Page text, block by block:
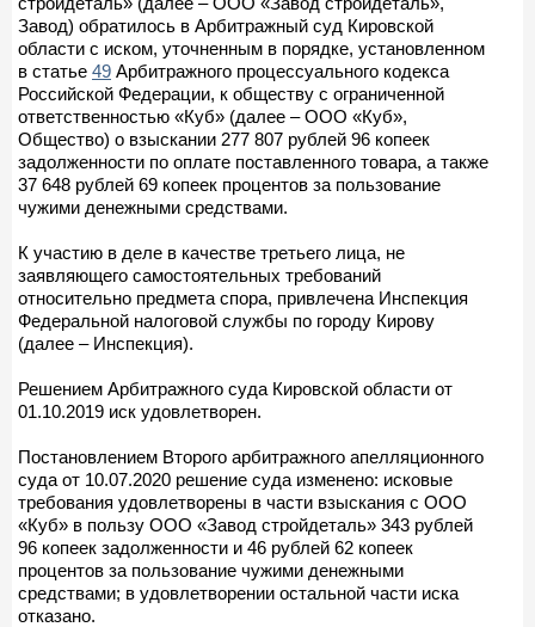
Завод) обратилось в Арбитражный суд Кировской
области с иском, уточненным в порядке, установленном
в статье 49 Арбитражного процессуального кодекса
Российской Федерации, к обществу с ограниченной
ответственностью «Куб» (далее – ООО «Куб»,
Общество) о взыскании 277 807 рублей 96 копеек
задолженности по оплате поставленного товара, а также
37 648 рублей 69 копеек процентов за пользование
чужими денежными средствами.
К участию в деле в качестве третьего лица, не
заявляющего самостоятельных требований
относительно предмета спора, привлечена Инспекция
Федеральной налоговой службы по городу Кирову
(далее – Инспекция).
Решением Арбитражного суда Кировской области от
01.10.2019 иск удовлетворен.
Постановлением Второго арбитражного апелляционного
суда от 10.07.2020 решение суда изменено: исковые
требования удовлетворены в части взыскания с ООО
«Куб» в пользу ООО «Завод стройдеталь» 343 рублей
96 копеек задолженности и 46 рублей 62 копеек
процентов за пользование чужими денежными
средствами; в удовлетворении остальной части иска
отказано.